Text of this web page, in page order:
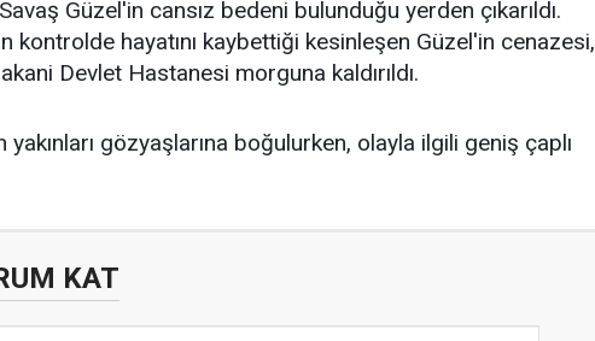
Güzel'in cansız bedeni bulunduğu yerden çıkarıldı.
kontrolde hayatını kaybettiği kesinleşen Güzel'in cenazesi,
Devlet Hastanesi morguna kaldırıldı.
gözyaşlarına boğulurken, olayla ilgili geniş çaplı
KAT